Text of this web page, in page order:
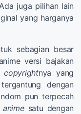
juga pilihan lain
yang harganya
sebagian besar
versi bajakan
copyrightnya yang
dengan
pun terpecah
animesatu dengan